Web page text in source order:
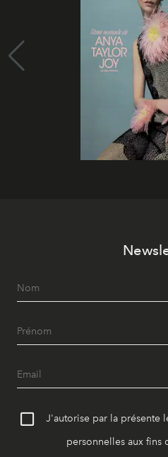
J'autorise par la présente
personnelles aux fins